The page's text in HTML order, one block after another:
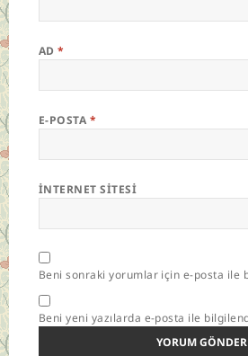
AD*
E-POSTA *
İNTERNET SITESI
Beni sonraki yorumlar için e-posta ile
Beni yeni yazılarda e-posta ile